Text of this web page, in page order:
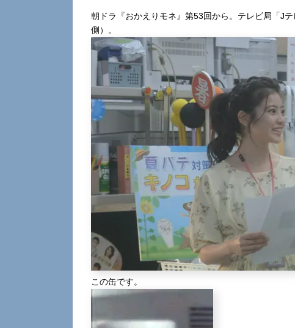
朝ドラ『おかえりモネ』第53回から。テレビ局「J
側）。
この缶です。